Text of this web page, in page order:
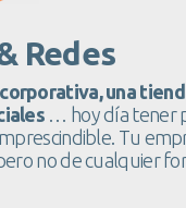
Redes
una
… hoy día tener
Tu
no de cualquier